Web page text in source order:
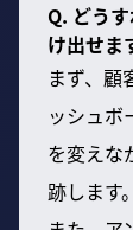
Q. どう
け出せま
まず、顧
ッシュボ
を変えな
跡します。